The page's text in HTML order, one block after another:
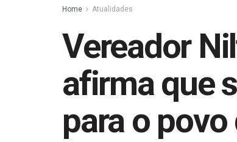
Home Atualidades
Vereador
afirma que
para o